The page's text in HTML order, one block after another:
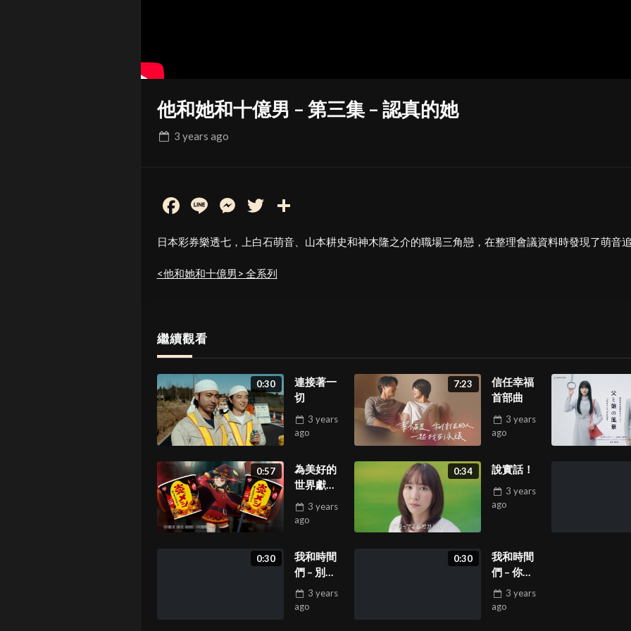
他和她和十億男 – 第三集 – 認真的她
3 years ago
Facebook
LineMessenger
Twitter
日本彩券樂透七，上白石萌音、山本耕史和神木隆之介的職場三角戀，在整理會議資料時發現了萌音
<他和她和十億男> 全系列
繼續觀看
0:30
連接著一
切
3 years
ago
7:23
信任幸福
首部曲
3 years
ago
0:57
為美好的
世界獻上
祝福！3 years
ago
0:34 說實話！
3 years
ago
0:30
我和時間
們 – 別追
上來啊3 years
ago
0:30
我和時間
們 – 你太
慢啦3 years
ago